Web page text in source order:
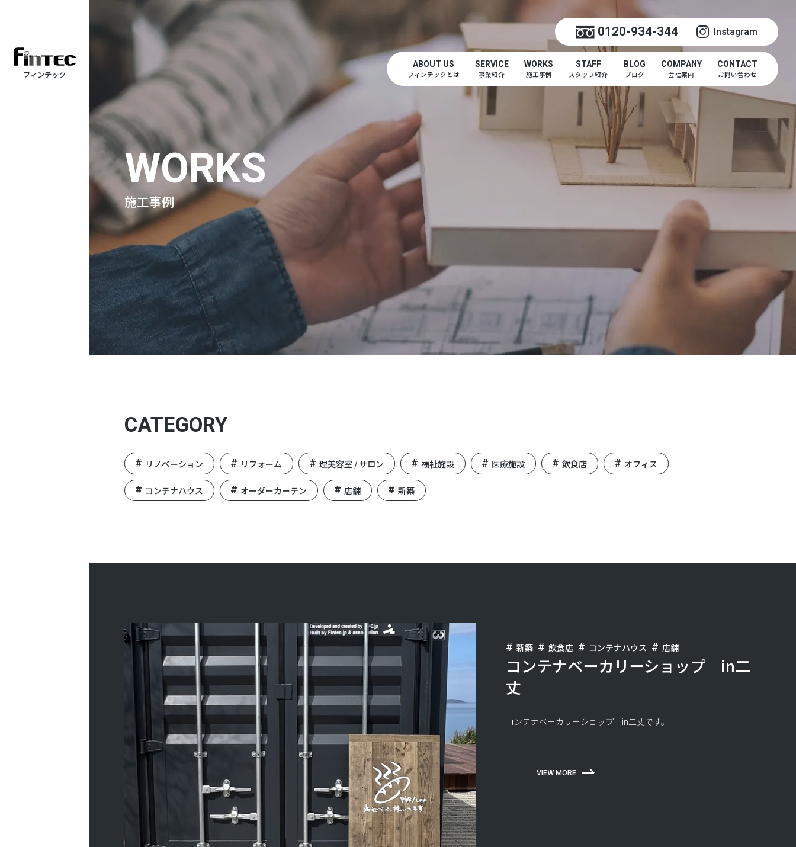
フィンテック
0120-934-344 Instagram
ABOUT US
フィンテックとは
SERVICE
事業紹介
WORKS
施工事例
STAFF
スタッフ紹介
BLOG
ブログ
COMPANY
会社案内
CONTACT
お問い合わせ
WORKS
施工事例
CATEGORY
リノベーション リフォーム 理美容室 / サロン 福祉施設 医療施設 飲食店 オフィス
コンテナハウス オーダーカーテン 店舗 新築
新築 飲食店 コンテナハウス 店舗
コンテナベーカリーショップ in二
丈
コンテナベーカリーショップ in二丈です。
VIEW MORE